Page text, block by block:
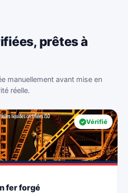
prêtes à
manuellement avant mise en
réelle.
Vérifié
fer forgé